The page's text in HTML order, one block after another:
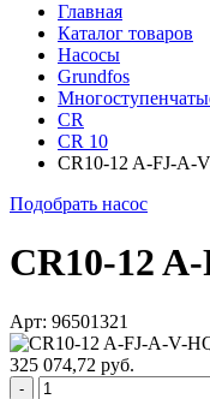
Главная
Каталог товаров
Насосы
Grundfos
CR
CR 10
CR10-12 A-FJ-A-
Подобрать насос
CR10-12
Арт: 96501321
325 074,72 руб.
-